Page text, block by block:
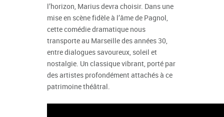
l’horizon, Marius devra choisir. Dans une
mise en scène fidèle à l’âme de Pagnol,
cette comédie dramatique nous
transporte au Marseille des années 30,
entre dialogues savoureux, soleil et
nostalgie. Un classique vibrant, porté par
des artistes profondément attachés à ce
patrimoine théâtral.